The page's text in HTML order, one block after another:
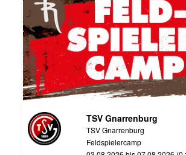
TSV Gnarrenburg
TSV Gnarrenburg
Feldspielercamp